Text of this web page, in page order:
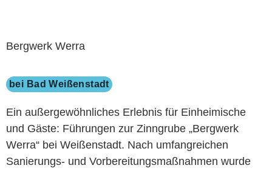
Bergwerk Werra
bei Bad Weißenstadt
Ein außergewöhnliches Erlebnis für Einheimische
und Gäste: Führungen zur Zinngrube „Bergwerk
Werra“ bei Weißenstadt. Nach umfangreichen
Sanierungs- und Vorbereitungsmaßnahmen wurde